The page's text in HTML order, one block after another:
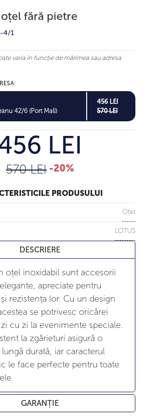
fără pietre
4/1
varia în funcție de mărimea sau adresa
42/6 (Port Mall)
456 LEI
570 LEI
LEI
570 LEI -20%
PRODUSULUI
Oțel
LOTUS
DESCRIERE
oțel inoxidabil sunt accesorii
apreciate pentru
rezistența lor. Cu un design
se potrivesc oricărei
cu zi la evenimente speciale.
la zgârieturi asigură o
durată, iar caracterul
le face perfecte pentru toate
GARANȚIE